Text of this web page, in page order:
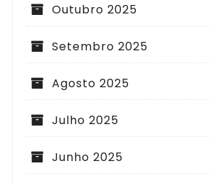
Outubro 2025
Setembro 2025
Agosto 2025
Julho 2025
Junho 2025